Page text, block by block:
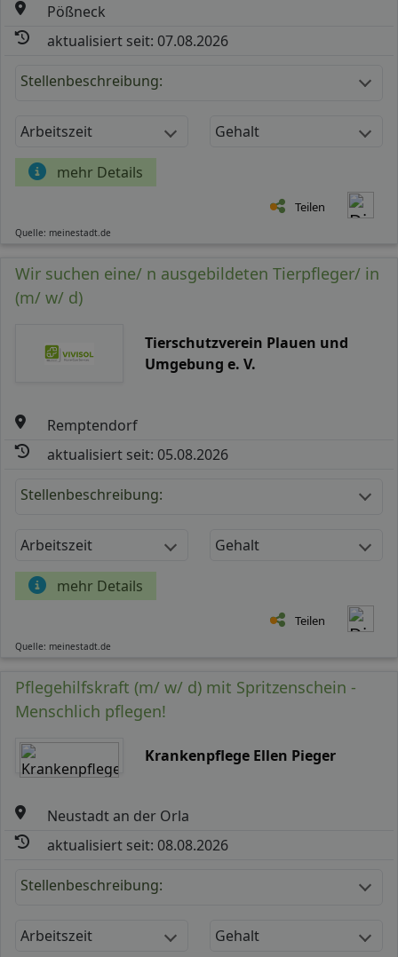
Pößneck
aktualisiert seit: 07.08.2026
Stellenbeschreibung:
Arbeitszeit Gehalt
mehr Details
Teilen
Quelle: meinestadt.de
Wir suchen eine/ n ausgebildeten Tierpfleger/ in
(m/ w/ d)
Tierschutzverein Plauen und
Umgebung e. V.
Remptendorf
aktualisiert seit: 05.08.2026
Stellenbeschreibung:
Arbeitszeit Gehalt
mehr Details
Teilen
Quelle: meinestadt.de
Pflegehilfskraft (m/ w/ d) mit Spritzenschein -
Menschlich pflegen!
Krankenpflege Ellen Pieger
Neustadt an der Orla
aktualisiert seit: 08.08.2026
Stellenbeschreibung:
Arbeitszeit Gehalt